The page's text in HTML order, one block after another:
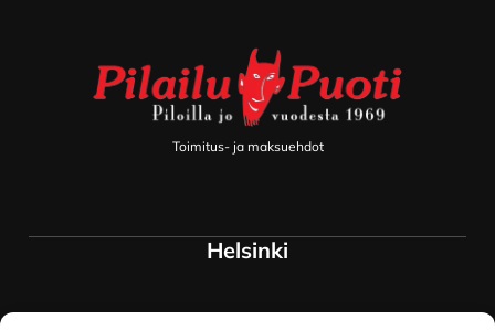
Toimitus- ja maksuehdot
Helsinki